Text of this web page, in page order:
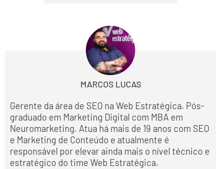
MARCOS LUCAS
Gerente da área de SEO na Web Estratégica. Pós-
graduado em Marketing Digital com MBA em
Neuromarketing. Atua há mais de 19 anos com SEO
e Marketing de Conteúdo e atualmente é
responsável por elevar ainda mais o nível técnico e
estratégico do time Web Estratégica.